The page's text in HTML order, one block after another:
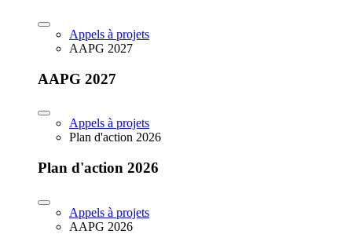
Appels à projets
AAPG 2027
AAPG 2027
Appels à projets
Plan d'action 2026
Plan d'action 2026
Appels à projets
AAPG 2026